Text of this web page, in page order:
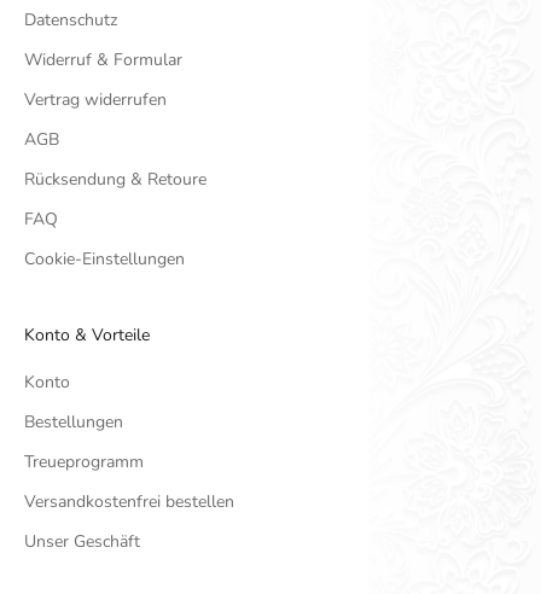
Datenschutz
Widerruf & Formular
Vertrag widerrufen
AGB
Rücksendung & Retoure
FAQ
Cookie-Einstellungen
Konto & Vorteile
Konto
Bestellungen
Treueprogramm
Versandkostenfrei bestellen
Unser Geschäft